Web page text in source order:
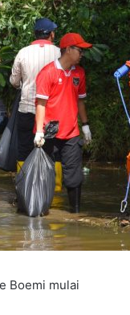
Boemi mulai